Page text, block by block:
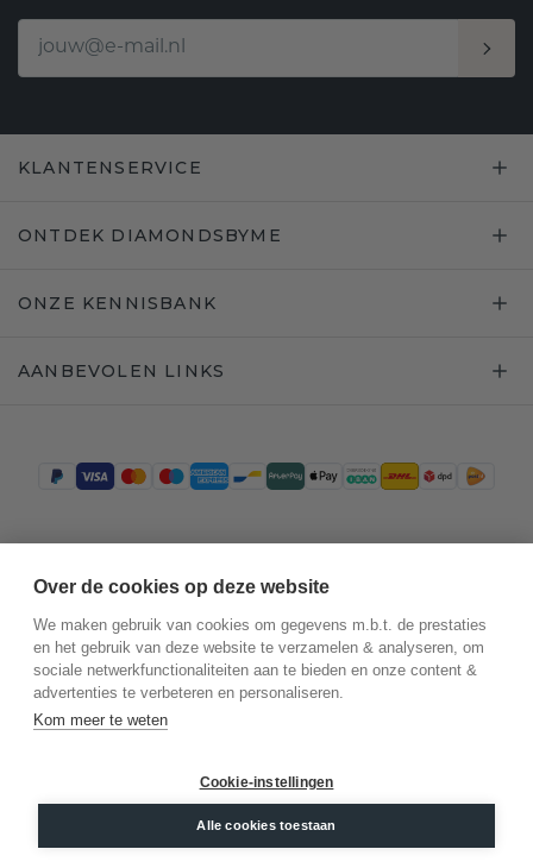
KLANTENSERVICE
ONTDEK DIAMONDSBYME
ONZE KENNISBANK
AANBEVOLEN LINKS
©2026.DiamondsByMe
Algemene voorwaarden
Over de cookies op deze website
We maken gebruik van cookies om gegevens m.b.t. de prestaties
en het gebruik van deze website te verzamelen & analyseren, om
sociale netwerkfunctionaliteiten aan te bieden en onze content &
advertenties te verbeteren en personaliseren.
Kom meer te weten
Cookie-instellingen
Alle cookies toestaan